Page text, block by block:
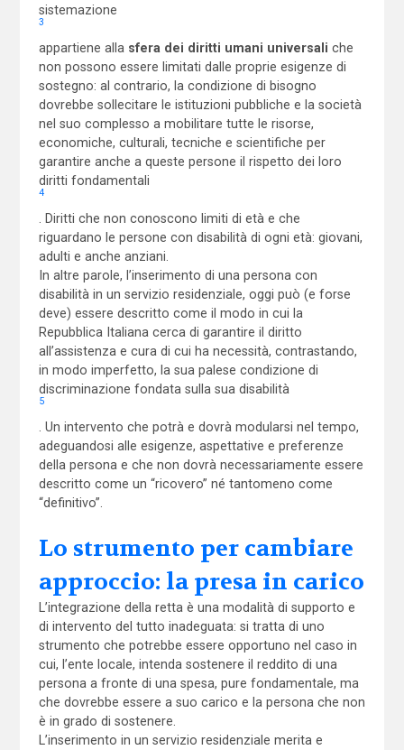
sistemazione
3
appartiene alla sfera dei diritti umani universali che
non possono essere limitati dalle proprie esigenze di
sostegno: al contrario, la condizione di bisogno
dovrebbe sollecitare le istituzioni pubbliche e la società
nel suo complesso a mobilitare tutte le risorse,
economiche, culturali, tecniche e scientifiche per
garantire anche a queste persone il rispetto dei loro
diritti fondamentali
4
. Diritti che non conoscono limiti di età e che
riguardano le persone con disabilità di ogni età: giovani,
adulti e anche anziani.
In altre parole, l’inserimento di una persona con
disabilità in un servizio residenziale, oggi può (e forse
deve) essere descritto come il modo in cui la
Repubblica Italiana cerca di garantire il diritto
all’assistenza e cura di cui ha necessità, contrastando,
in modo imperfetto, la sua palese condizione di
discriminazione fondata sulla sua disabilità
5
. Un intervento che potrà e dovrà modularsi nel tempo,
adeguandosi alle esigenze, aspettative e preferenze
della persona e che non dovrà necessariamente essere
descritto come un “ricovero” né tantomeno come
“definitivo”.
Lo strumento per cambiare
approccio: la presa in carico
L’integrazione della retta è una modalità di supporto e
di intervento del tutto inadeguata: si tratta di uno
strumento che potrebbe essere opportuno nel caso in
cui, l’ente locale, intenda sostenere il reddito di una
persona a fronte di una spesa, pure fondamentale, ma
che dovrebbe essere a suo carico e la persona che non
è in grado di sostenere.
L’inserimento in un servizio residenziale merita e